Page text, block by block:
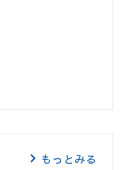
もっとみる